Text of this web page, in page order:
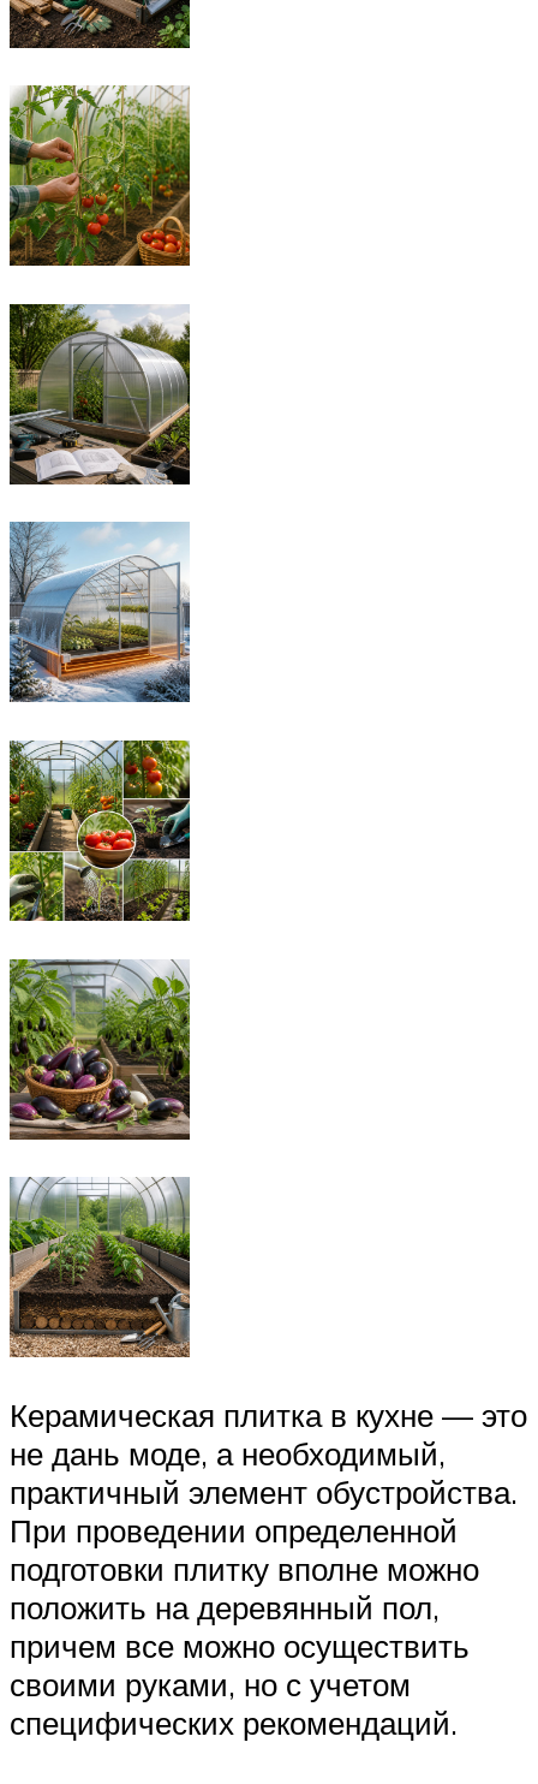
Керамическая плитка в кухне — это
не дань моде, а необходимый,
практичный элемент обустройства.
При проведении определенной
подготовки плитку вполне можно
положить на деревянный пол,
причем все можно осуществить
своими руками, но с учетом
специфических рекомендаций.